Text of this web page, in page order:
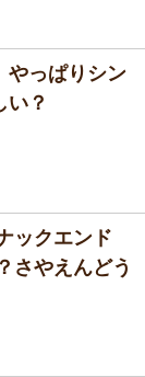
やっぱりシン
い？
ックエンド
さやえんどう